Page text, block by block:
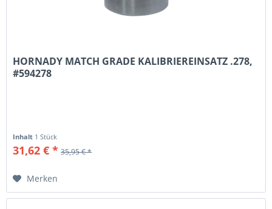
HORNADY MATCH GRADE KALIBRIEREINSATZ .278,
#594278
Inhalt 1 Stück
31,62 € * 35,95 € *
Merken